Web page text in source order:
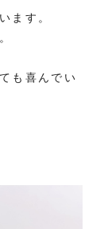
ます。
も喜んでい